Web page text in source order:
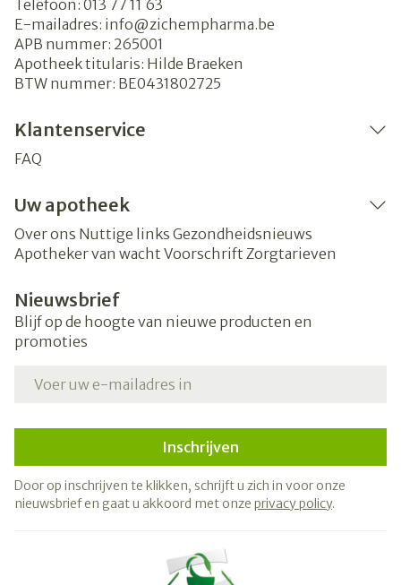
Telefoon: 013 77 11 63
E-mailadres: info@zichempharma.be
APB nummer: 265001
Apotheek titularis: Hilde Braeken
BTW nummer: BE0431802725
Klantenservice
FAQ
Uw apotheek
Over ons Nuttige links Gezondheidsnieuws
Apotheker van wacht Voorschrift Zorgtarieven
Nieuwsbrief
Blijf op de hoogte van nieuwe producten en
promoties
Inschrijven
Door op inschrijven te klikken, schrijft u zich in voor onze
nieuwsbrief en gaat u akkoord met onze privacy policy.